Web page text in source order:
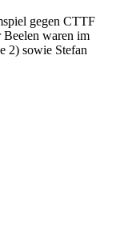
gegen CTTF
waren im
2) sowie Stefan